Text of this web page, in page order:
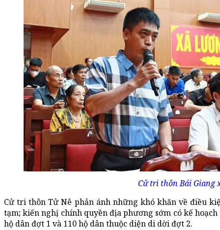
Cử tri thôn Bái Giang
Cử tri thôn Tử Nê phản ánh những khó khăn về điều
tạm; kiến nghị chính quyền địa phương sớm có kế
hộ dân đợt 1 và 110 hộ dân thuộc diện di dời đợt 2.